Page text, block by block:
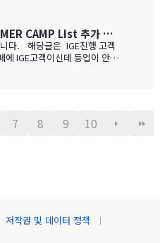
딱 적당한 환경'을 말해요. 아
유, 함께 알아볼까요? ?️ 아
이 혼자서도 쉽게 적응할 수 있는 도시 규모 인구 약 1…
IGE유학맘을 위한 2025 SUMMER CAMP LIst 추가 되었습니다.
다. 해당글은 IGE진행 고객
에 IGE고객이신데 등업이 안된
해당글 바로 가기 --> http
7 8 9 10
저작권 및 데이터 정책